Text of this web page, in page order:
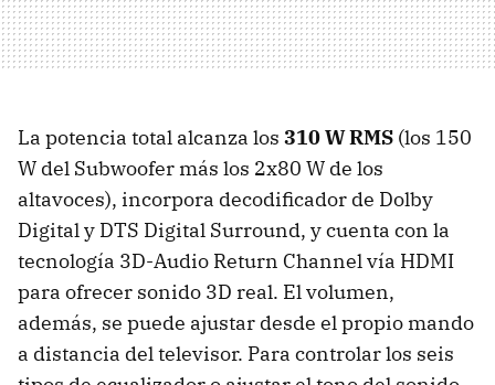
La potencia total alcanza los 310 W RMS (los 150
W del Subwoofer más los 2x80 W de los
altavoces), incorpora decodificador de Dolby
Digital y DTS Digital Surround, y cuenta con la
tecnología 3D-Audio Return Channel vía HDMI
para ofrecer sonido 3D real. El volumen,
además, se puede ajustar desde el propio mando
a distancia del televisor. Para controlar los seis